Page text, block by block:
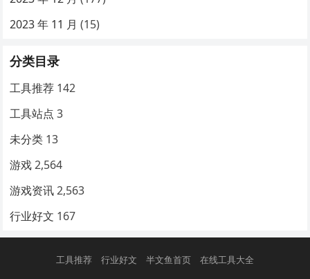
2023 年 11 月 (15)
分类目录
工具推荐 142
工具站点 3
未分类 13
游戏 2,564
游戏资讯 2,563
行业好文 167
工具推荐 行业好文 半文鱼首页
在线工具大全